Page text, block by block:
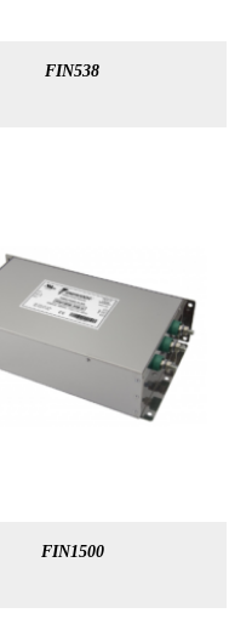
FIN538
FIN1500